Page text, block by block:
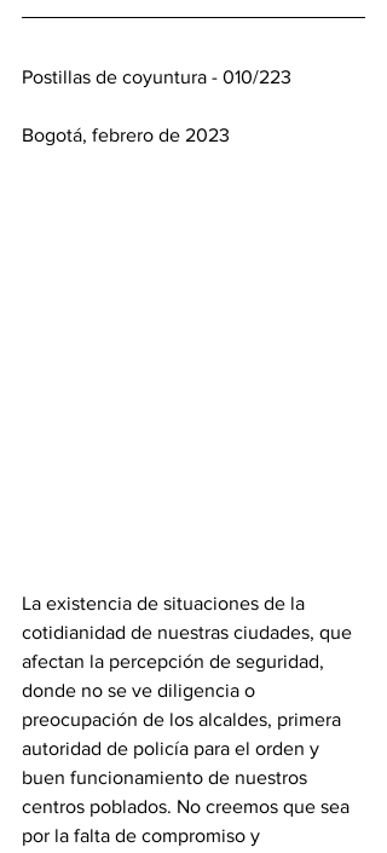
Postillas de coyuntura - 010/223
Bogotá, febrero de 2023
La existencia de situaciones de la
cotidianidad de nuestras ciudades, que
afectan la percepción de seguridad,
donde no se ve diligencia o
preocupación de los alcaldes, primera
autoridad de policía para el orden y
buen funcionamiento de nuestros
centros poblados. No creemos que sea
por la falta de compromiso y